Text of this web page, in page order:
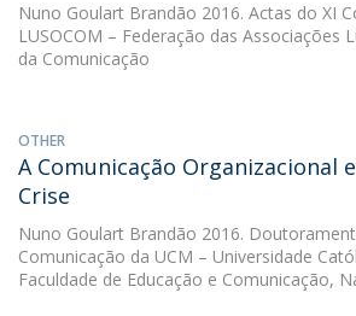
Nuno Goulart Brandão 2016. Actas do XI
LUSOCOM – Federação das Associações
da Comunicação
OTHER
A Comunicação Organizacional
Crise
Nuno Goulart Brandão 2016.
Comunicação da UCM – Universidade
Faculdade de Educação e Comunicação,